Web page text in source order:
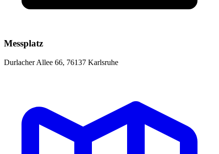
Messplatz
Durlacher Allee 66, 76137 Karlsruhe